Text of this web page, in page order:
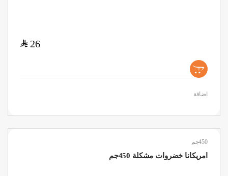
26
$
+
اضافة
450جم
امريكانا خضروات مشكلة 450جم